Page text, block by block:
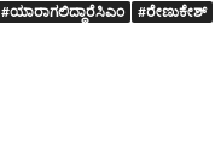
#ಯಾರಾಗಲಿದ್ದಾರೆಸಿಎಂ
#ರೇಣುಕೇಶ್